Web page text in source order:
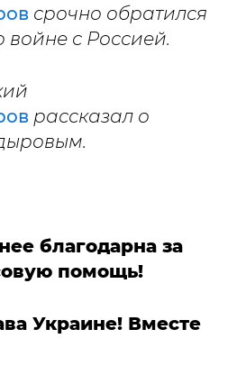
срочно обратился
с Россией.
рассказал о
благодарна за
помощь!
Украине! Вместе